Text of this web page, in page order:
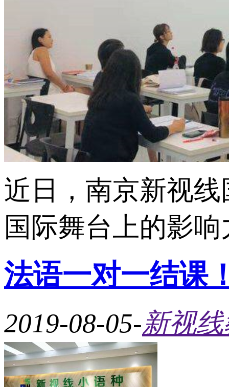
近日，南京新视
国际舞台上的影
法语一对一结课
2019-08-05-新视